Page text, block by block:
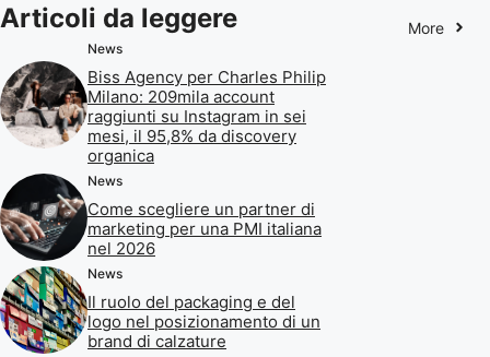
Articoli da leggere More
News
Biss Agency per Charles Philip
Milano: 209mila account
raggiunti su Instagram in sei
mesi, il 95,8% da discovery
organica
News
Come scegliere un partner di
marketing per una PMI italiana
nel 2026
News
Il ruolo del packaging e del
logo nel posizionamento di un
brand di calzature